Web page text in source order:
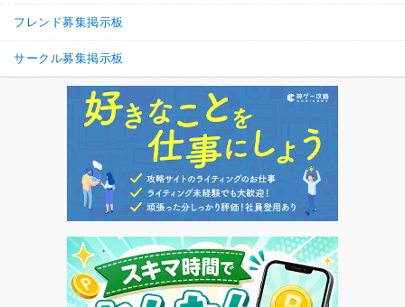
フレンド募集掲示板
サークル募集掲示板